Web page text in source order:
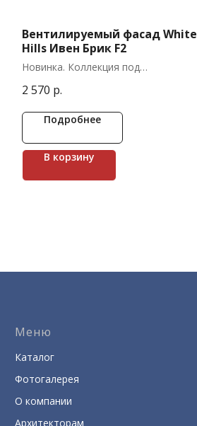
Вентилируемый фасад White
Hills Ивен Брик F2
Новинка. Коллекция под
специально по затирку кладочного
2 570 р.
Подробнее
В корзину
Меню
Каталог
Фотогалерея
О компании
Архитекторам